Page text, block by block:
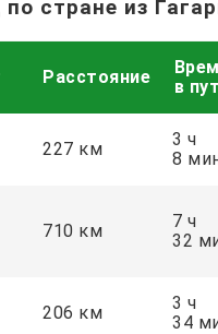
стране из
Расстояние
в
227 км
3 ч
8
710 км
7 ч
32
206 км
3 ч
34